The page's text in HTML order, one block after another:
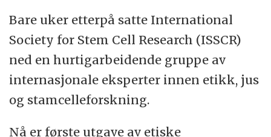
Bare uker etterpå satte International
Society for Stem Cell Research (ISSCR)
ned en hurtigarbeidende gruppe av
internasjonale eksperter innen etikk, jus
og stamcelleforskning.
Nå er første utgave av etiske